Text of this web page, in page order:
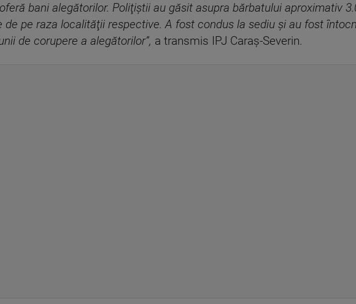
bani alegătorilor. Poliţiştii au găsit asupra bărbatului aproximativ
pe raza localităţii respective. A fost condus la sediu şi au fost
de corupere a alegătorilor”, a transmis IPJ Caraş-Severin.